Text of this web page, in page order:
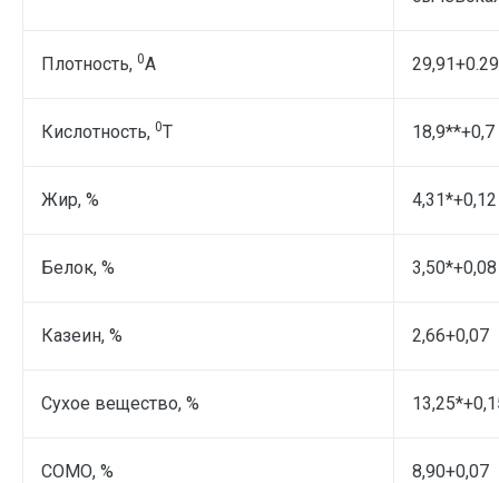
Плотность, 0А 29,91+0.29
Кислотность, 0Т 18,9**+0,7
Жир, % 4,31*+0,12
Белок, % 3,50*+0,08
Казеин, % 2,66+0,07
Сухое вещество, %
СОМО, % 8,90+0,07